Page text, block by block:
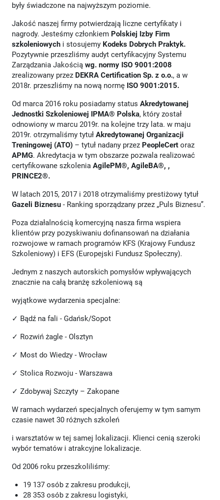
były świadczone na najwyższym poziomie.
Jakość naszej firmy potwierdzają liczne certyfikaty i
nagrody. Jesteśmy członkiem Polskiej Izby Firm
szkoleniowych i stosujemy Kodeks Dobrych Praktyk.
Pozytywnie przeszliśmy audyt certyfikacyjny Systemu
Zarządzania Jakością wg. normy ISO 9001:2008
zrealizowany przez DEKRA Certification Sp. z o.o., a w
2018r. przeszliśmy na nową normę ISO 9001:2015.
Od marca 2016 roku posiadamy status Akredytowanej
Jednostki Szkoleniowej IPMA® Polska, który został
odnowiony w marcu 2019r. na kolejne trzy lata. w maju
2019r. otrzymaliśmy tytuł Akredytowanej Organizacji
Treningowej (ATO) – tytuł nadany przez PeopleCert oraz
APMG. Akredytacja w tym obszarze pozwala realizować
certyfikowane szkolenia AgilePM®, AgileBA®, ,
PRINCE2®.
W latach 2015, 2017 i 2018 otrzymaliśmy prestiżowy tytuł
Gazeli Biznesu - Ranking sporządzany przez „Puls Biznesu”.
Poza działalnością komercyjną nasza firma wspiera
klientów przy pozyskiwaniu dofinansowań na działania
rozwojowe w ramach programów KFS (Krajowy Fundusz
Szkoleniowy) i EFS (Europejski Fundusz Społeczny).
Jednym z naszych autorskich pomysłów wpływających
znacznie na całą branżę szkoleniową są
wyjątkowe wydarzenia specjalne:
✓ Bądź na fali - Gdańsk/Sopot
✓ Rozwiń żagle - Olsztyn
✓ Most do Wiedzy - Wrocław
✓ Stolica Rozwoju - Warszawa
✓ Zdobywaj Szczyty – Zakopane
W ramach wydarzeń specjalnych oferujemy w tym samym
czasie nawet 30 różnych szkoleń
i warsztatów w tej samej lokalizacji. Klienci cenią szeroki
wybór tematów i atrakcyjne lokalizacje.
Od 2006 roku przeszkoliliśmy:
19 137 osób z zakresu produkcji,
28 353 osób z zakresu logistyki,